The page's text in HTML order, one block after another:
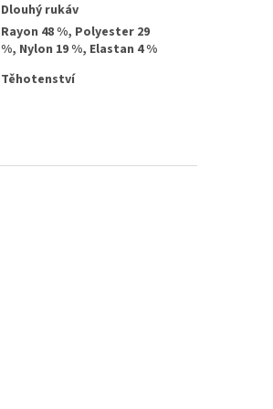
Dlouhý rukáv
Rayon 48 %, Polyester 29
%, Nylon 19 %, Elastan 4 %
Těhotenství